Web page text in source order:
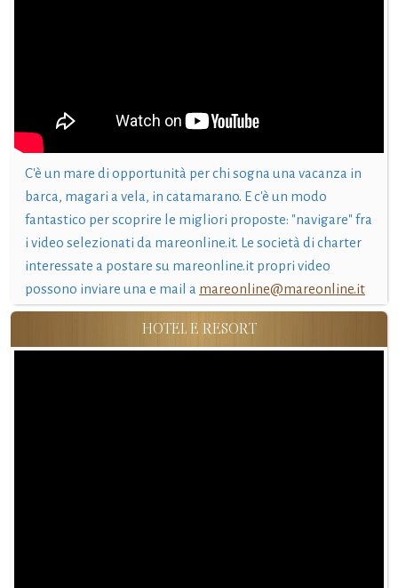
C'è un mare di opportunità per chi sogna una vacanza in
barca, magari a vela, in catamarano. E c'è un modo
fantastico per scoprire le migliori proposte: "navigare" fra
i video selezionati da mareonline.it. Le società di charter
interessate a postare su mareonline.it propri video
possono inviare una e mail a mareonline@mareonline.it
HOTEL E RESORT